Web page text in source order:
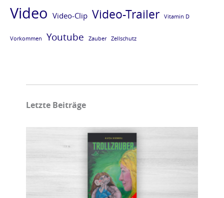
Video Video-Clip Video-Trailer Vitamin D
Vorkommen Youtube Zauber Zellschutz
Letzte Beiträge